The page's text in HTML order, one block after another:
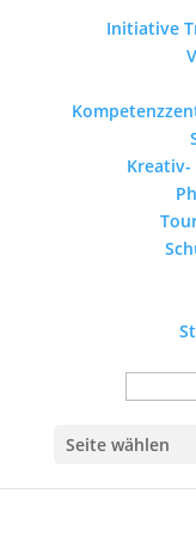
Initiative
Seite wählen